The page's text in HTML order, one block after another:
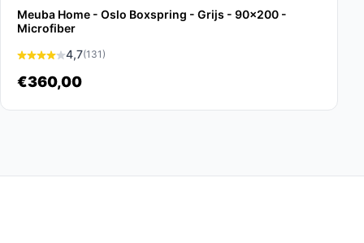
Meuba Home - Oslo Boxspring - Grijs - 90x200 -
Microfiber
4,7(131)
€360,00